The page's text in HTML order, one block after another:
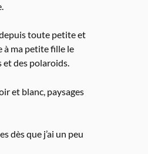
toute petite et
à ma petite fille le
et des polaroids.
et blanc, paysages
dès que j’ai un peu